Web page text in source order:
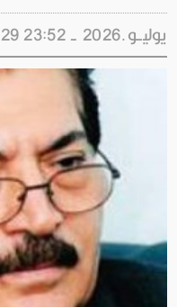
29 يوليــو.2026 - 23:52